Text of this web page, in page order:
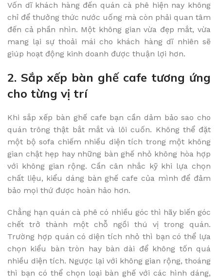
Vốn dĩ khách hàng đến quán cà phê hiện nay không
chỉ để thưởng thức nước uống mà còn phải quan tâm
đến cả phần nhìn. Một không gian vừa đẹp mắt, vừa
mang lại sự thoải mái cho khách hàng dĩ nhiên sẽ
giúp hoạt động kinh doanh được thuận lợi hơn.
2. Sắp xếp bàn ghế cafe tương ứng
cho từng vị trí
Khi sắp xếp bàn ghế cafe bạn cần dảm bảo sao cho
quán trông thật bắt mắt và lôi cuốn. Không thể đặt
một bộ sofa chiếm nhiều diện tích trong một không
gian chật hẹp hay những bàn ghế nhỏ không hòa hợp
với không gian rộng. Cần cân nhắc kỹ khi lựa chọn
chất liệu, kiểu dáng bàn ghế cafe của mình để đảm
bảo mọi thứ được hoàn hảo hơn.
Chẳng hạn quán cà phê có nhiều góc thì hãy biến góc
chết trở thành một chỗ ngồi thú vị trong quán.
Trường hợp quán có diện tích nhỏ thì bạn có thể lựa
chọn kiểu bàn tròn hay bàn dài để không tốn quá
nhiều diện tích. Ngược lại với không gian rộng, thoáng
thì bạn có thể chọn loại bàn ghế với các hình dáng,